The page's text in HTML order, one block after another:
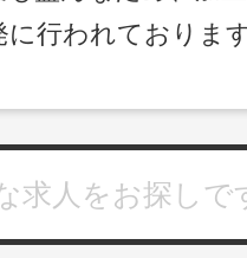
に行われておりま